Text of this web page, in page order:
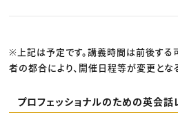
※上記は予定です。講義時間は前後する
者の都合により、開催日程等が変更とな
プロフェッショナルのための英会話